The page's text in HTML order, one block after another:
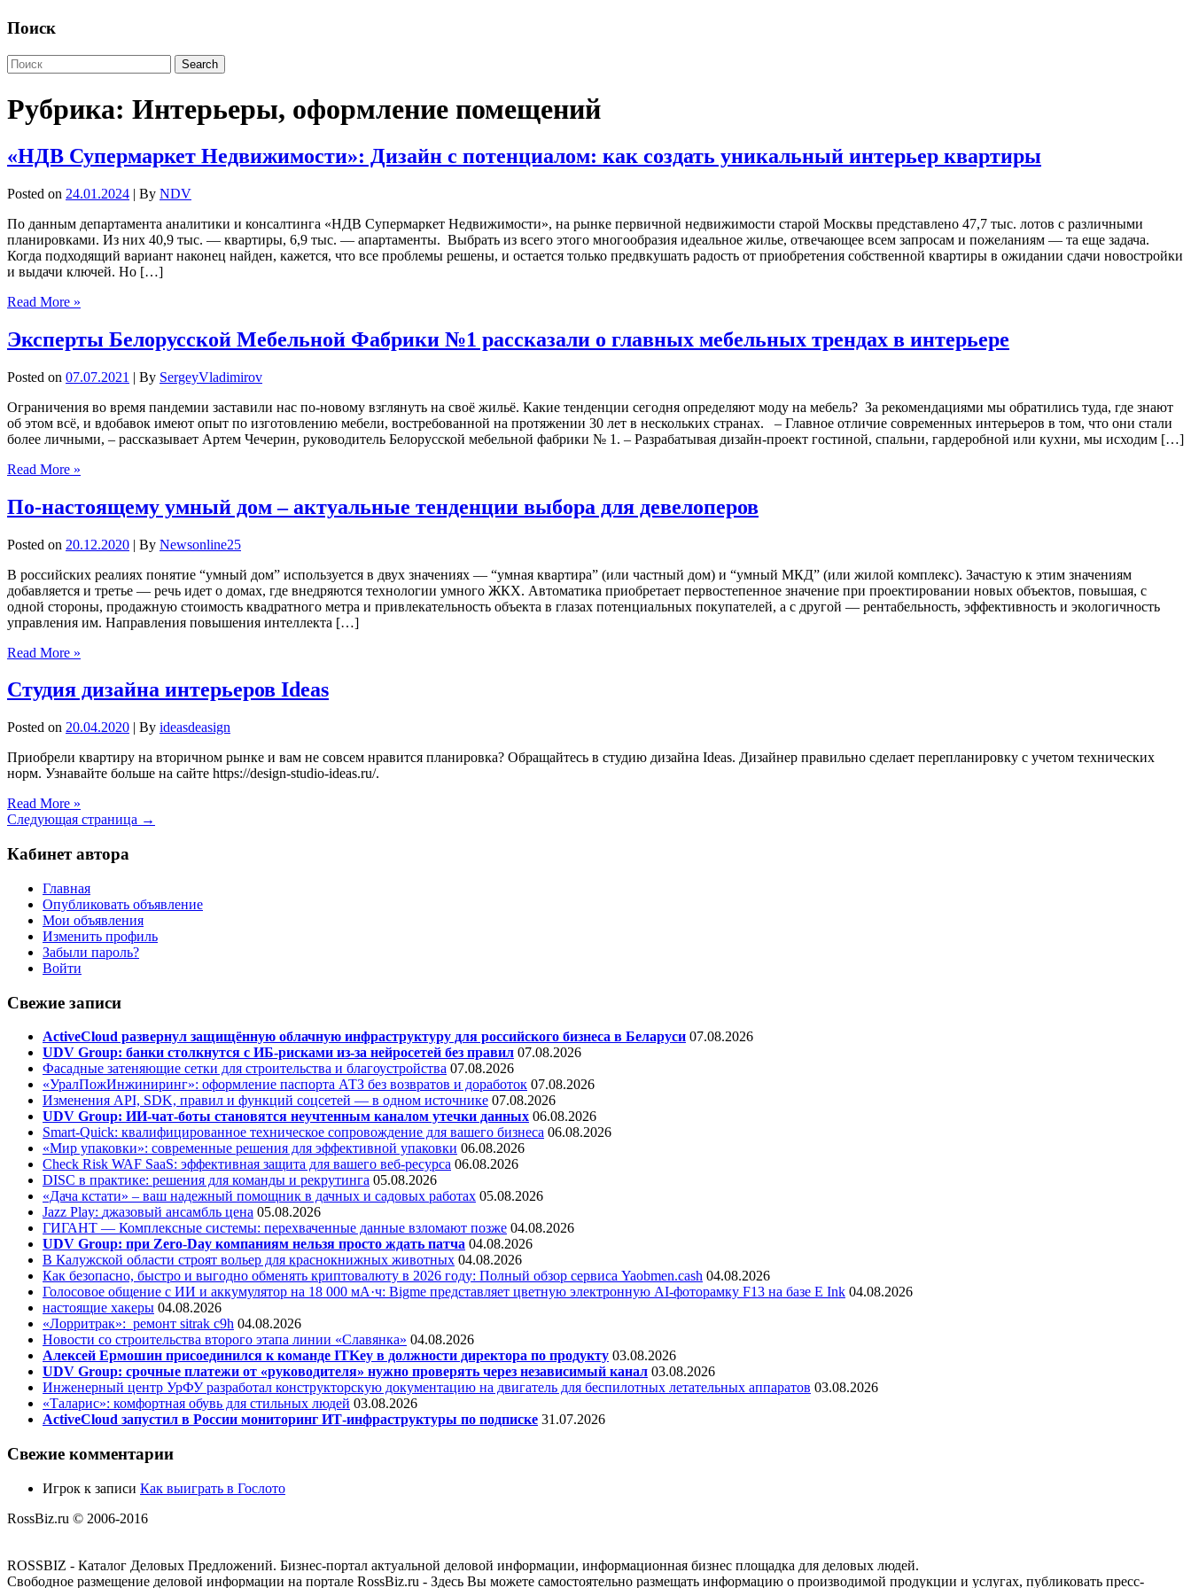
Поиск
Рубрика: Интерьеры, оформление помещений
«НДВ Супермаркет Недвижимости»: Дизайн с потенциалом: как создать уникальный интерьер квартиры
Posted on 24.01.2024 | By NDV
По данным департамента аналитики и консалтинга «НДВ Супермаркет Недвижимости», на рынке первичной недвижимости старой Москвы представлено 47,7 тыс. лотов с различными
планировками. Из них 40,9 тыс. — квартиры, 6,9 тыс. — апартаменты. Выбрать из всего этого многообразия идеальное жилье, отвечающее всем запросам и пожеланиям — та еще задача.
Когда подходящий вариант наконец найден, кажется, что все проблемы решены, и остается только предвкушать радость от приобретения собственной квартиры в ожидании сдачи новостройки
и выдачи ключей. Но […]
Read More »
Эксперты Белорусской Мебельной Фабрики №1 рассказали о главных мебельных трендах в интерьере
Posted on 07.07.2021 | By SergeyVladimirov
Ограничения во время пандемии заставили нас по-новому взглянуть на своё жильё. Какие тенденции сегодня определяют моду на мебель? За рекомендациями мы обратились туда, где знают
об этом всё, и вдобавок имеют опыт по изготовлению мебели, востребованной на протяжении 30 лет в нескольких странах. – Главное отличие современных интерьеров в том, что они стали
более личными, – рассказывает Артем Чечерин, руководитель Белорусской мебельной фабрики № 1. – Разрабатывая дизайн-проект гостиной, спальни, гардеробной или кухни, мы исходим […]
Read More »
По-настоящему умный дом – актуальные тенденции выбора для девелоперов
Posted on 20.12.2020 | By Newsonline25
В российских реалиях понятие “умный дом” используется в двух значениях — “умная квартира” (или частный дом) и “умный МКД” (или жилой комплекс). Зачастую к этим значениям
добавляется и третье — речь идет о домах, где внедряются технологии умного ЖКХ. Автоматика приобретает первостепенное значение при проектировании новых объектов, повышая, с
одной стороны, продажную стоимость квадратного метра и привлекательность объекта в глазах потенциальных покупателей, а с другой — рентабельность, эффективность и экологичность
управления им. Направления повышения интеллекта […]
Read More »
Студия дизайна интерьеров Ideas
Posted on 20.04.2020 | By ideasdeasign
Приобрели квартиру на вторичном рынке и вам не совсем нравится планировка? Обращайтесь в студию дизайна Ideas. Дизайнер правильно сделает перепланировку с учетом технических
норм. Узнавайте больше на сайте https://design-studio-ideas.ru/.
Read More »
Следующая страница →
Кабинет автора
Главная
Опубликовать объявление
Мои объявления
Изменить профиль
Забыли пароль?
Войти
Свежие записи
ActiveCloud развернул защищённую облачную инфраструктуру для российского бизнеса в Беларуси 07.08.2026
UDV Group: банки столкнутся с ИБ-рисками из-за нейросетей без правил 07.08.2026
Фасадные затеняющие сетки для строительства и благоустройства 07.08.2026
«УралПожИнжиниринг»: оформление паспорта АТЗ без возвратов и доработок 07.08.2026
Изменения API, SDK, правил и функций соцсетей — в одном источнике 07.08.2026
UDV Group: ИИ-чат-боты становятся неучтенным каналом утечки данных 06.08.2026
Smart-Quick: квалифицированное техническое сопровождение для вашего бизнеса 06.08.2026
«Мир упаковки»: современные решения для эффективной упаковки 06.08.2026
Check Risk WAF SaaS: эффективная защита для вашего веб-ресурса 06.08.2026
DISC в практике: решения для команды и рекрутинга 05.08.2026
«Дача кстати» – ваш надежный помощник в дачных и садовых работах 05.08.2026
Jazz Play: джазовый ансамбль цена 05.08.2026
ГИГАНТ — Комплексные системы: перехваченные данные взломают позже 04.08.2026
UDV Group: при Zero-Day компаниям нельзя просто ждать патча 04.08.2026
В Калужской области строят вольер для краснокнижных животных 04.08.2026
Как безопасно, быстро и выгодно обменять криптовалюту в 2026 году: Полный обзор сервиса Yaobmen.cash 04.08.2026
Голосовое общение с ИИ и аккумулятор на 18 000 мА·ч: Bigme представляет цветную электронную AI-фоторамку F13 на базе E Ink 04.08.2026
настоящие хакеры 04.08.2026
«Лорритрак»: ремонт sitrak c9h 04.08.2026
Новости со строительства второго этапа линии «Славянка» 04.08.2026
Алексей Ермошин присоединился к команде ITKey в должности директора по продукту 03.08.2026
UDV Group: срочные платежи от «руководителя» нужно проверять через независимый канал 03.08.2026
Инженерный центр УрФУ разработал конструкторскую документацию на двигатель для беспилотных летательных аппаратов 03.08.2026
«Таларис»: комфортная обувь для стильных людей 03.08.2026
ActiveCloud запустил в России мониторинг ИТ-инфраструктуры по подписке 31.07.2026
Свежие комментарии
Игрок к записи Как выиграть в Гослото
RossBiz.ru © 2006-2016
ROSSBIZ - Каталог Деловых Предложений. Бизнес-портал актуальной деловой информации, информационная бизнес площадка для деловых людей.
Свободное размещение деловой информации на портале RossBiz.ru - Здесь Вы можете самостоятельно размещать информацию о производимой продукции и услугах, публиковать пресс-